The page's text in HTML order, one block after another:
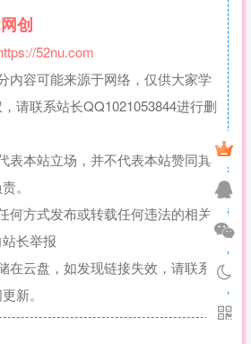
创
52nu.com
内容可能来源于网络，仅供大家学
请联系站长QQ1021053844进行删
表本站立场，并不代表本站赞同其
。
何方式发布或转载任何违法的相关
长举报
在云盘，如发现链接失效，请联系
新。